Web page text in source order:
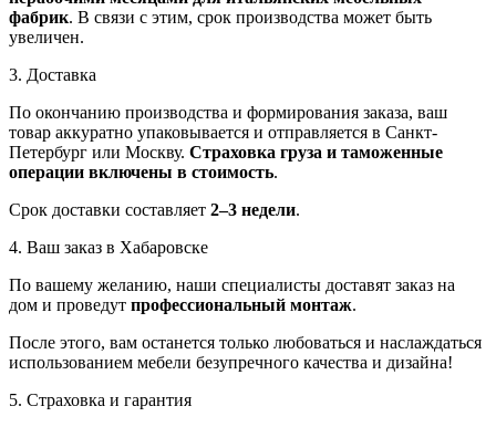
фабрик. В связи с этим, срок производства может быть
увеличен.
3. Доставка
По окончанию производства и формирования заказа, ваш
товар аккуратно упаковывается и отправляется в Санкт-
Петербург или Москву. Страховка груза и таможенные
операции включены в стоимость.
Срок доставки составляет 2–3 недели.
4. Ваш заказ в Хабаровске
По вашему желанию, наши специалисты доставят заказ на
дом и проведут профессиональный монтаж.
После этого, вам останется только любоваться и наслаждаться
использованием мебели безупречного качества и дизайна!
5. Страховка и гарантия